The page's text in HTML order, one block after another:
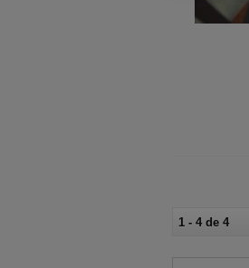
1 - 4 de 4